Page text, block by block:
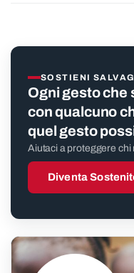
SOSTIENI
Ogni gesto che
con qualcuno
quel gesto
Aiutaci a proteggere chi
Diventa